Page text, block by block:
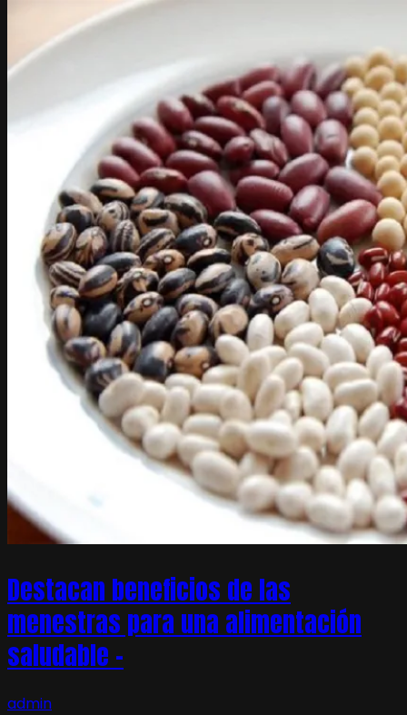
Destacan beneficios de las
menestras para una alimentación
saludable –
admin